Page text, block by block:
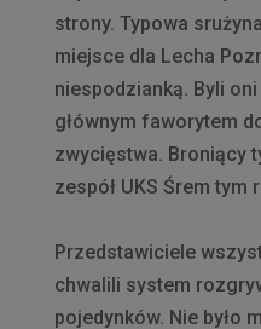
strony. Typowa
miejsce dla Lecha
niespodzianką. Byli
głównym faworytem
zwycięstwa. Broniący
zespół UKS Śrem tym
Przedstawiciele
chwalili system
pojedynków. Nie było